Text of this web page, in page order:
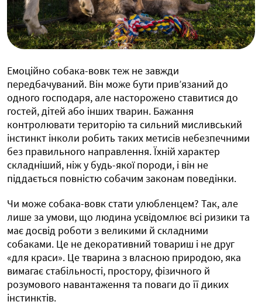
Емоційно собака-вовк теж не завжди
передбачуваний. Він може бути прив’язаний до
одного господаря, але насторожено ставитися до
гостей, дітей або інших тварин. Бажання
контролювати територію та сильний мисливський
інстинкт інколи робить таких метисів небезпечними
без правильного направлення. Їхній характер
складніший, ніж у будь-якої породи, і він не
піддається повністю собачим законам поведінки.
Чи може собака-вовк стати улюбленцем? Так, але
лише за умови, що людина усвідомлює всі ризики та
має досвід роботи з великими й складними
собаками. Це не декоративний товариш і не друг
«для краси». Це тварина з власною природою, яка
вимагає стабільності, простору, фізичного й
розумового навантаження та поваги до її диких
інстинктів.